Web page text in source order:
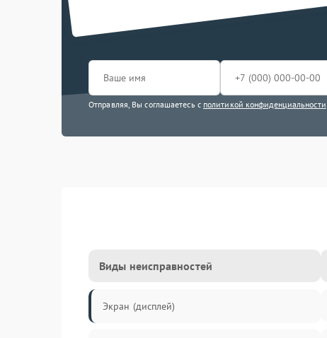
Отправляя, Вы соглашаетесь с политикой конфиденциальности
Виды неисправностей
Экран (дисплей)